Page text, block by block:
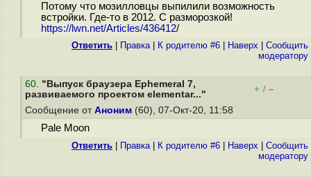
Потому что мозилловцы выпилили возможность
встройки. Где-то в 2012. С разморозкой!
https://lwn.net/Articles/436412/
Ответить Правка| К родителю #6 Наверх
Cообщить
модератору
60. "Выпуск браузера Ephemeral 7,
развиваемого проектом elementar..."
+ / –
Сообщение от Аноним (60), 07-Окт-20, 11:58
Pale Moon
Ответить Правка| К родителю #6 Наверх
Cообщить
модератору